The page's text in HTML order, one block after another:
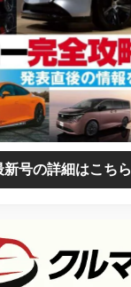
新号の詳細はこちら